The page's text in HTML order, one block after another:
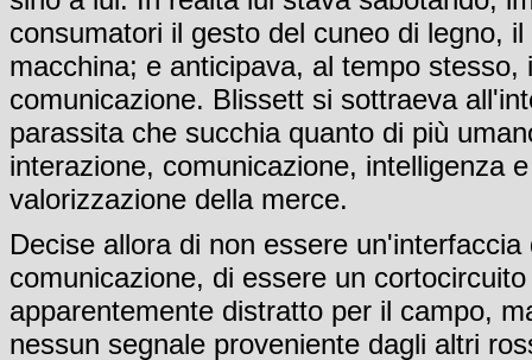
consumatori il gesto del cuneo di legno,
macchina; e anticipava, al tempo
comunicazione. Blissett si sottraeva
parassita che succhia quanto di più
interazione, comunicazione, intelligenza
valorizzazione della merce.
Decise allora di non essere
comunicazione, di essere un
apparentemente distratto per il campo,
nessun segnale proveniente dagli altri